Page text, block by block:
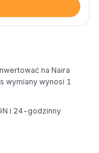
na Naira
wymiany wynosi 1
i 24-godzinny